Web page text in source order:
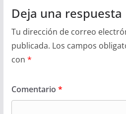
Deja una respuesta
Tu dirección de correo
publicada. Los campos
con *
Comentario *